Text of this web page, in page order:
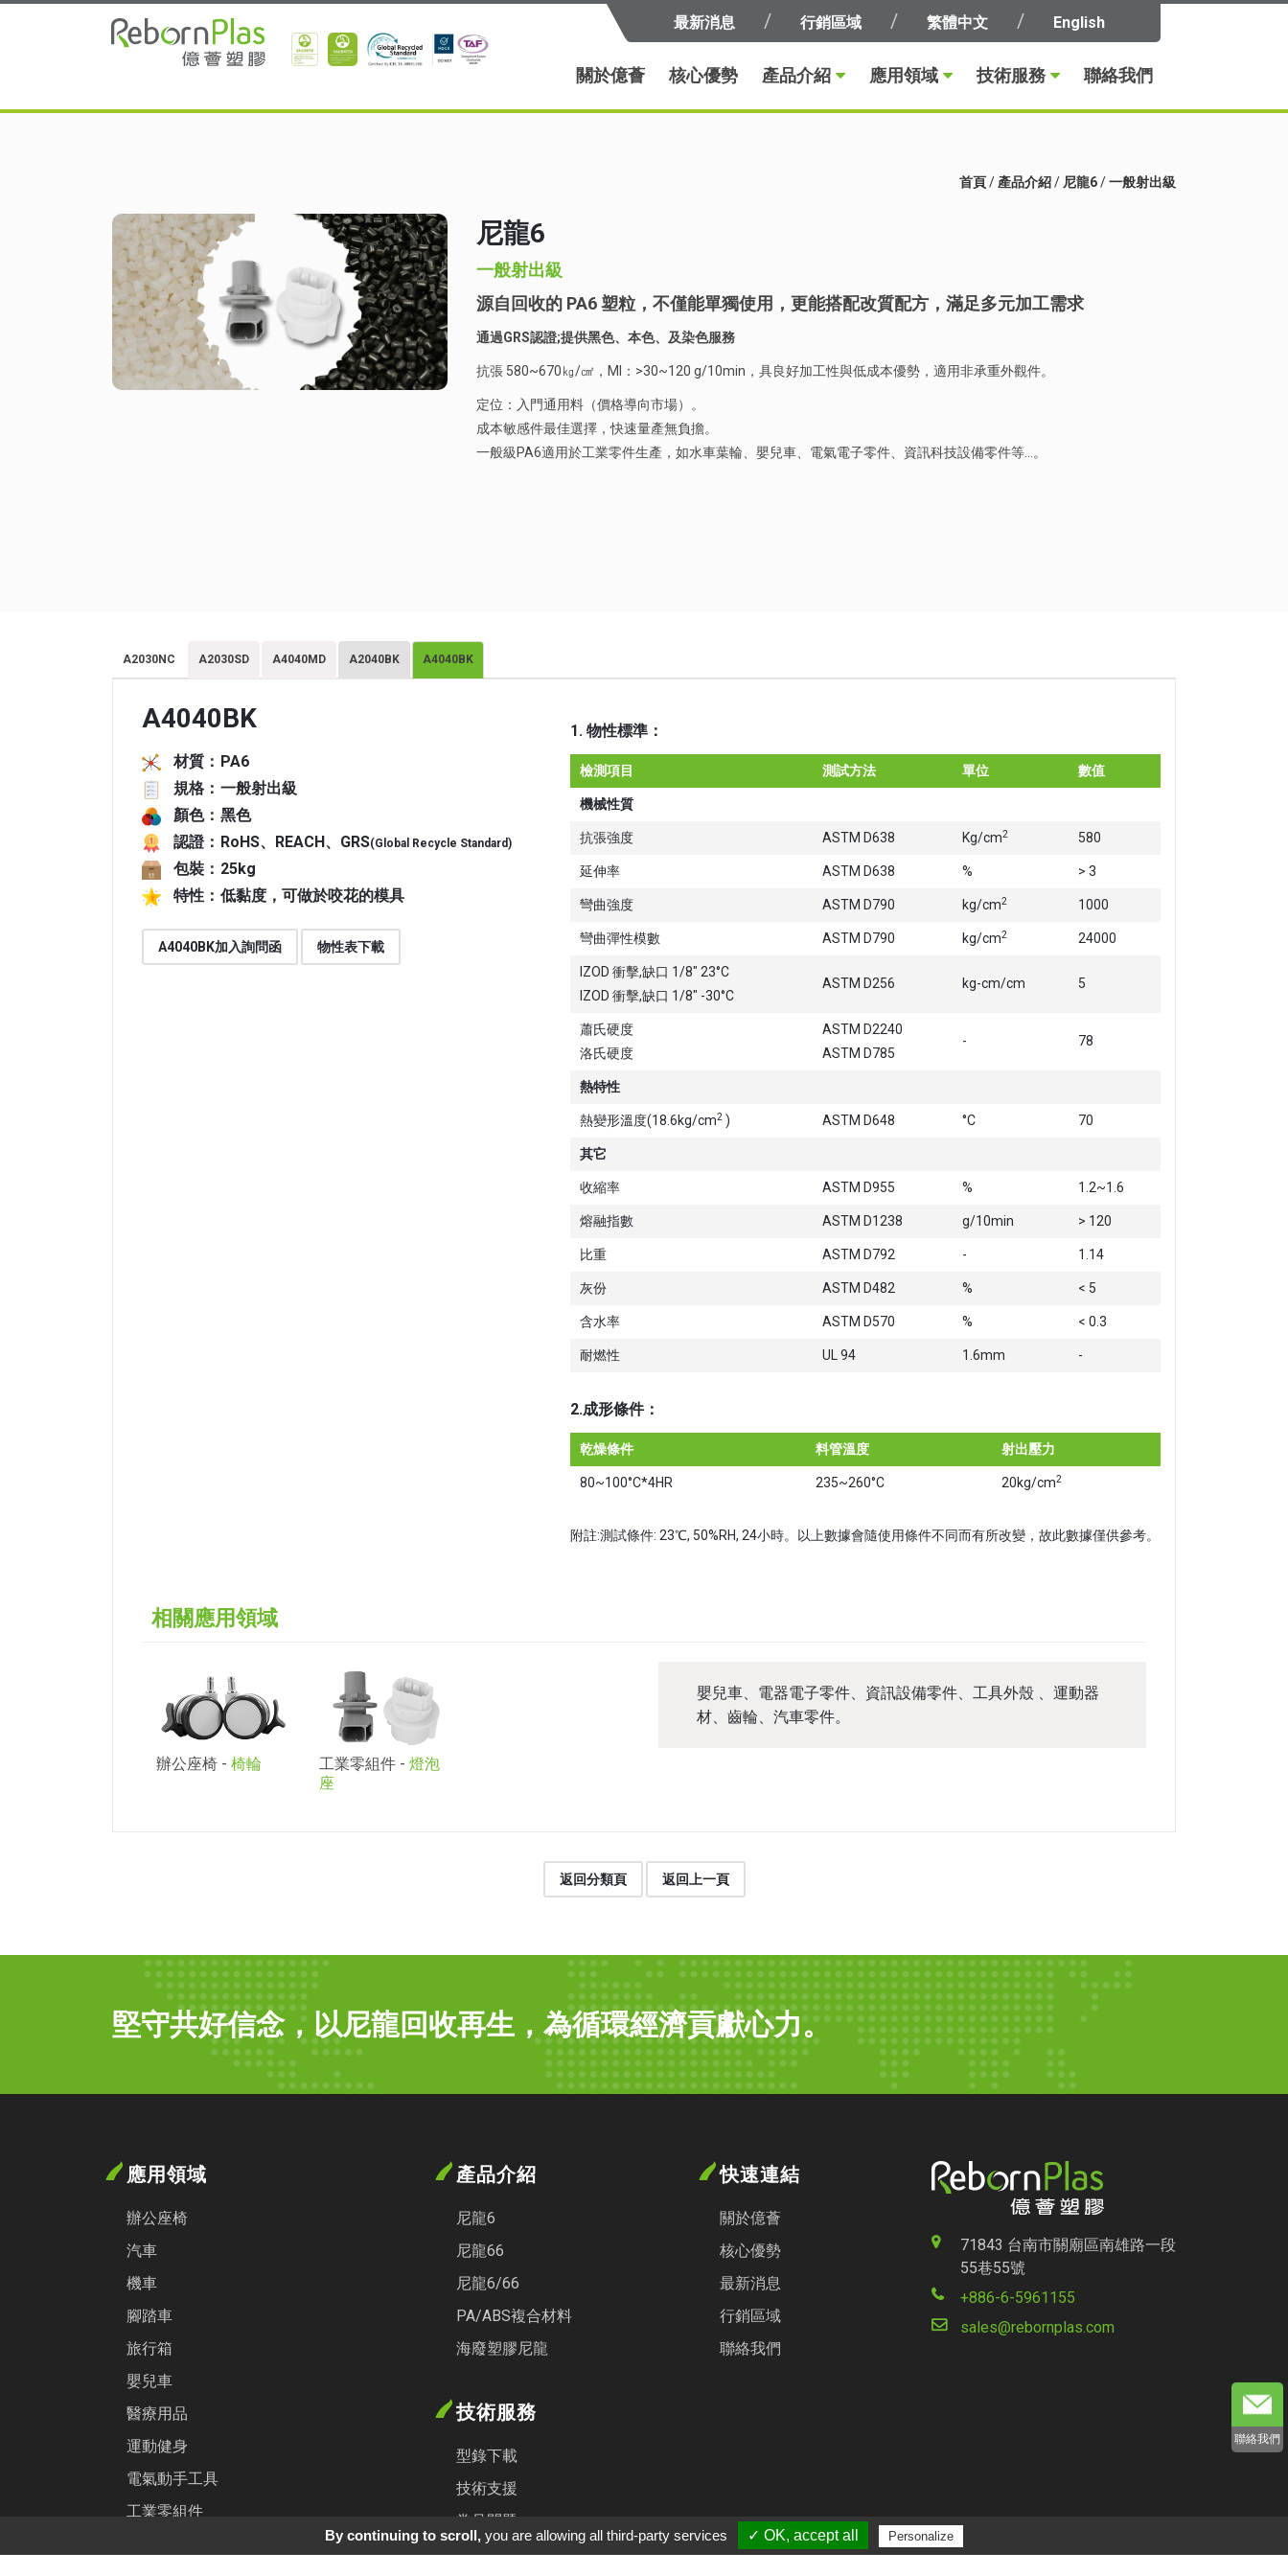
最新消息 行銷區域 繁體中文 English
關於億薈 核心優勢 產品介紹 應用領域 技術服務 聯絡我們
首頁/ 產品介紹/ 尼龍6/一般射出級
尼龍6
一般射出級
源自回收的 PA6 塑粒，不僅能單獨使用，更能搭配改質配方，滿足多元加工需求
通過GRS認證;提供黑色、本色、及染色服務
抗張 580~670㎏/㎠，MI：>30~120 g/10min，具良好加工性與低成本優勢，適用非承重外觀件。
定位：入門通用料（價格導向市場）。
成本敏感件最佳選擇，快速量產無負擔。
一般級PA6適用於工業零件生產，如水車葉輪、嬰兒車、電氣電子零件、資訊科技設備零件等…。
A2030NC A2030SD A4040MD A2040BK A4040BK
A4040BK
材質： PA6
規格： 一般射出級
顏色： 黑色
認證： RoHS、REACH、GRS(Global Recycle Standard)
包裝： 25kg
特性： 低黏度，可做於咬花的模具
A4040BK加入詢問函 物性表下載
1. 物性標準：
檢測項目 測試方法 單位 數值
機械性質
抗張強度 ASTM D638 Kg/cm2 580
延伸率 ASTM D638 % > 3
彎曲強度 ASTM D790 kg/cm2 1000
彎曲彈性模數 ASTM D790 kg/cm2 24000
IZOD 衝擊,缺口 1/8" 23°C
IZOD 衝擊,缺口 1/8" -30°C
ASTM D256 kg-cm/cm 5
蕭氏硬度
洛氏硬度
ASTM D2240
ASTM D785
- 78
熱特性
熱變形溫度(18.6kg/cm2) ASTM D648 °C 70
其它
收縮率 ASTM D955 % 1.2~1.6
熔融指數 ASTM D1238 g/10min > 120
比重 ASTM D792 - 1.14
灰份 ASTM D482 % < 5
含水率 ASTM D570 % < 0.3
耐燃性 UL 94 1.6mm -
2.成形條件：
乾燥條件 料管溫度 射出壓力
80~100°C*4HR 235~260°C 20kg/cm2
附註:測試條件: 23℃, 50%RH, 24小時。以上數據會隨使用條件不同而有所改變，故此數據僅供參考。
相關應用領域
辦公座椅 - 椅輪 工業零組件 - 燈泡
座
嬰兒車、電器電子零件、資訊設備零件、工具外殼 、運動器
材、齒輪、汽車零件。
返回分類頁 返回上一頁
堅守共好信念，以尼龍回收再生，為循環經濟貢獻心力。
應用領域
辦公座椅
汽車
機車
腳踏車
旅行箱
嬰兒車
醫療用品
運動健身
電氣動手工具
工業零組件
產品介紹
尼龍6
尼龍66
尼龍6/66
PA/ABS複合材料
海廢塑膠尼龍
快速連結
關於億薈
核心優勢
最新消息
行銷區域
聯絡我們
技術服務
型錄下載
技術支援
常見問題
71843 台南市關廟區南雄路一段
55巷55號
+886-6-5961155
sales@rebornplas.com
聯絡我們
By continuing to scroll,you are allowing all third-party services ✓ OK, accept all Personalize